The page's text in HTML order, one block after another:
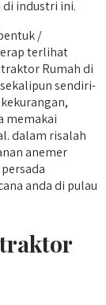
di industri ini.
/
terlihat
Rumah di
sendiri-
memakai
dalam risalah
anemer
anda di pulau